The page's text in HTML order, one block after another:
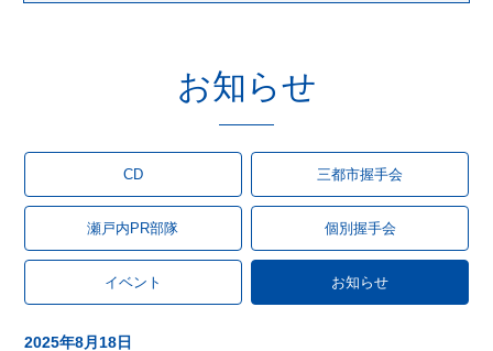
お知らせ
CD 三都市握手会
瀬戸内PR部隊 個別握手会
イベント お知らせ
2025年8月18日